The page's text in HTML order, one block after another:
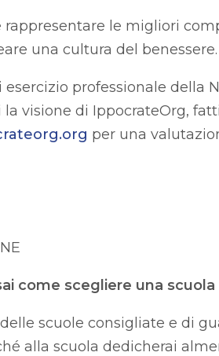
le migliori
una cultura del benessere.
professionale della
visione di IppocrateOrg,
per una
come scegliere una
scuole consigliate e di
alla scuola dedicherai